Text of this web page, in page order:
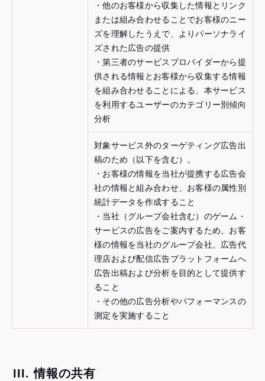
・他のお客様から収集した情報とリンク
または組み合わせることでお客様のニー
ズを理解したうえで、よりパーソナライ
ズされた広告の提供
・第三者のサービスプロバイダーから提
供される情報とお客様から収集する情報
を組み合わせることによる、本サービス
を利用するユーザーのカテゴリー別傾向
分析
対象サービス外のターゲティング広告出
稿のため（以下を含む）。
・お客様の情報を当社が提携する広告会
社の情報と組み合わせ、お客様の属性別
統計データを作成すること
・当社（グループ会社含む）のゲーム・
サービスの広告をご案内するため、お客
様の情報を当社のグループ会社、広告代
理店および配信広告プラットフォームへ
広告出稿および分析を目的として提供す
ること
・その他の広告分析やパフォーマンスの
測定を実施すること
III. 情報の共有